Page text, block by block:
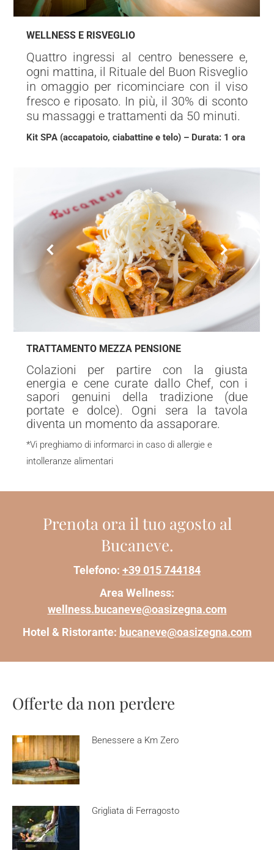
WELLNESS E RISVEGLIO
Quattro ingressi al centro benessere e,
ogni mattina, il Rituale del Buon Risveglio
in omaggio per ricominciare con il viso
fresco e riposato. In più, il 30% di sconto
su massaggi e trattamenti da 50 minuti.
Kit SPA (accapatoio, ciabattine e telo) – Durata: 1 ora
TRATTAMENTO MEZZA PENSIONE
Colazioni per partire con la giusta
energia e cene curate dallo Chef, con i
sapori genuini della tradizione (due
portate e dolce). Ogni sera la tavola
diventa un momento da assaporare.
*Vi preghiamo di informarci in caso di allergie e
intolleranze alimentari
Prenota ora il tuo agosto al
Bucaneve.
Telefono: +39 015 744184
Area Wellness:
wellness.bucaneve@oasizegna.com
Hotel & Ristorante: bucaneve@oasizegna.com
Offerte da non perdere
Benessere a Km Zero
Grigliata di Ferragosto